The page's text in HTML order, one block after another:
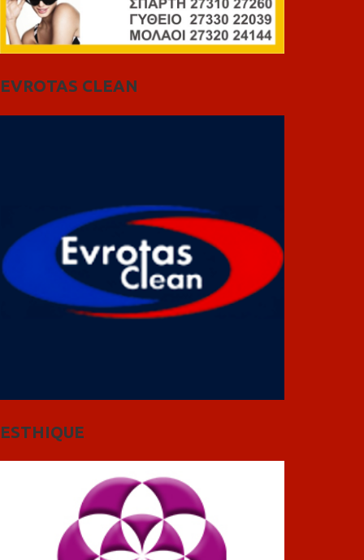
EVROTAS CLEAN
ESTHIQUE